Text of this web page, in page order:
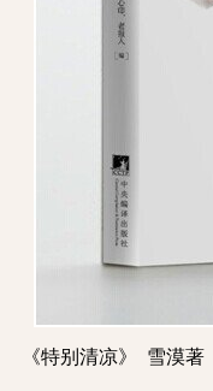
《特别清凉》 雪漠著